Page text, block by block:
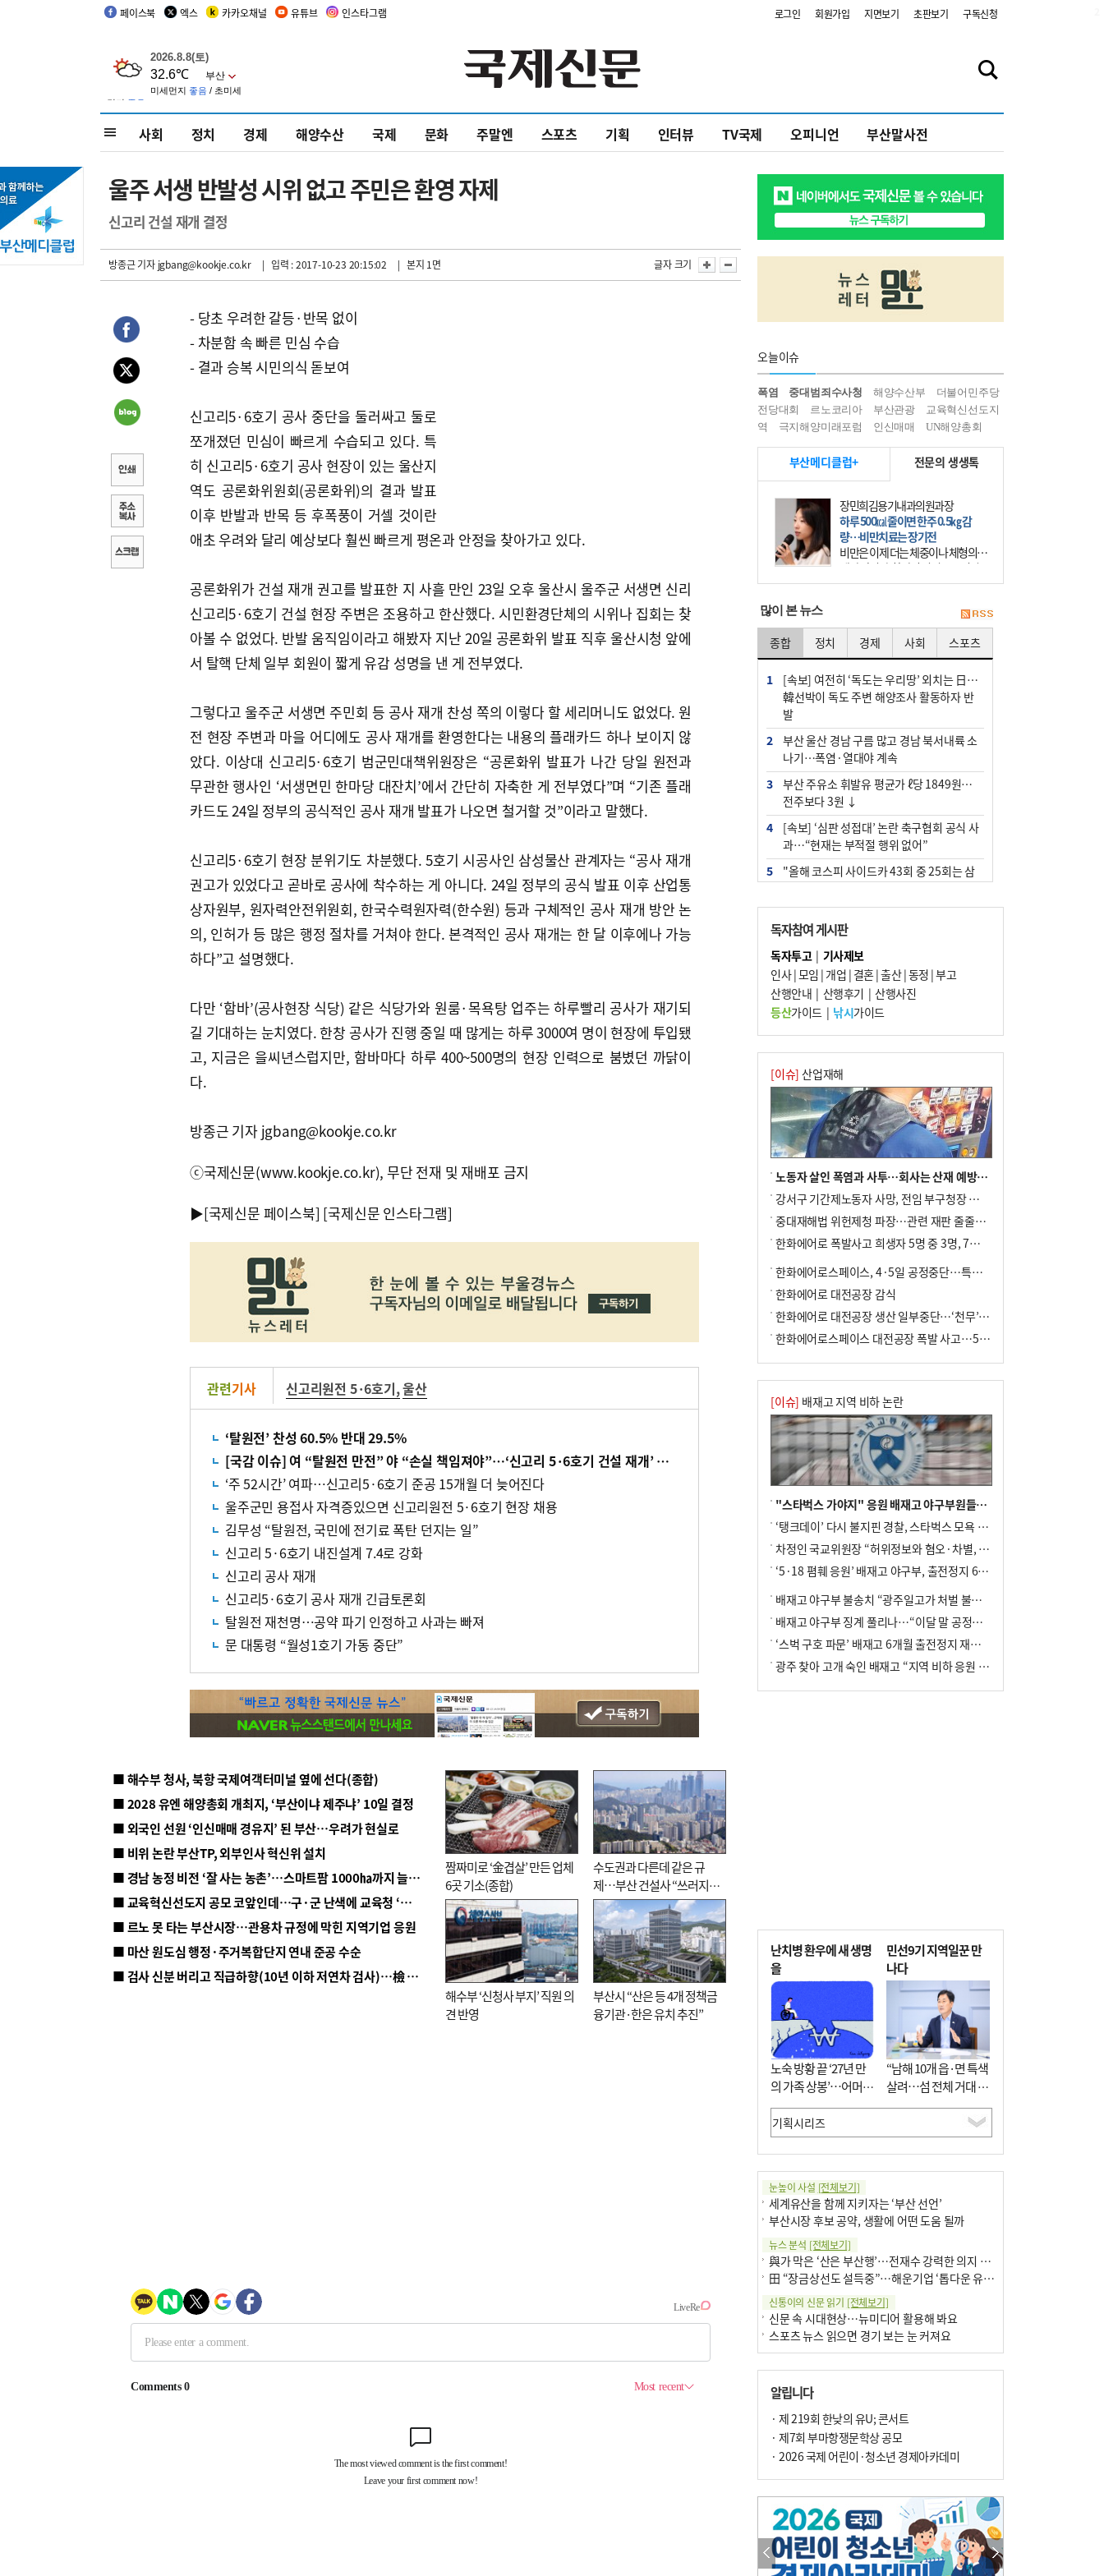
페이스북 엑스 카카오채널 유튜브 인스타그램 로그인 회원가입 지면보기 초판보기 구독신청
사회 정치 경제 해양수산 국제 문화 주말엔 스포츠 기획 인터뷰 TV국제 오피니언 부산말사전
울주 서생 반발성 시위 없고 주민은 환영 자제
신고리 건설 재개 결정
방종근 기자jgbang@kookje.co.kr | 입력 : 2017-10-23 20:15:02 | 본지 1면 글자 크기
- 당초 우려한 갈등·반목 없이
- 차분함 속 빠른 민심 수습
- 결과 승복 시민의식 돋보여
신고리5·6호기 공사 중단을 둘러싸고 둘로
쪼개졌던 민심이 빠르게 수습되고 있다. 특
히 신고리5·6호기 공사 현장이 있는 울산지
역도 공론화위원회(공론화위)의 결과 발표
이후 반발과 반목 등 후폭풍이 거셀 것이란
애초 우려와 달리 예상보다 훨씬 빠르게 평온과 안정을 찾아가고 있다.
공론화위가 건설 재개 권고를 발표한 지 사흘 만인 23일 오후 울산시 울주군 서생면 신리
신고리5·6호기 건설 현장 주변은 조용하고 한산했다. 시민환경단체의 시위나 집회는 찾
아볼 수 없었다. 반발 움직임이라고 해봤자 지난 20일 공론화위 발표 직후 울산시청 앞에
서 탈핵 단체 일부 회원이 짧게 유감 성명을 낸 게 전부였다.
그렇다고 울주군 서생면 주민회 등 공사 재개 찬성 쪽의 이렇다 할 세리머니도 없었다. 원
전 현장 주변과 마을 어디에도 공사 재개를 환영한다는 내용의 플래카드 하나 보이지 않
았다. 이상대 신고리5·6호기 범군민대책위원장은 “공론화위 발표가 나간 당일 원전과
무관한 행사인 ‘서생면민 한마당 대잔치’에서 간단히 자축한 게 전부였다”며 “기존 플래
카드도 24일 정부의 공식적인 공사 재개 발표가 나오면 철거할 것”이라고 말했다.
신고리5·6호기 현장 분위기도 차분했다. 5호기 시공사인 삼성물산 관계자는 “공사 재개
권고가 있었다고 곧바로 공사에 착수하는 게 아니다. 24일 정부의 공식 발표 이후 산업통
상자원부, 원자력안전위원회, 한국수력원자력(한수원) 등과 구체적인 공사 재개 방안 논
의, 인허가 등 많은 행정 절차를 거쳐야 한다. 본격적인 공사 재개는 한 달 이후에나 가능
하다”고 설명했다.
다만 ‘함바’(공사현장 식당) 같은 식당가와 원룸·목욕탕 업주는 하루빨리 공사가 재기되
길 기대하는 눈치였다. 한창 공사가 진행 중일 때 많게는 하루 3000여 명이 현장에 투입됐
고, 지금은 을씨년스럽지만, 함바마다 하루 400~500명의 현장 인력으로 붐볐던 까닭이
다.
방종근 기자 jgbang@kookje.co.kr
ⓒ국제신문(www.kookje.co.kr), 무단 전재 및 재배포 금지
▶[국제신문 페이스북] [국제신문 인스타그램]
관련기사 신고리원전 5·6호기,울산
‘탈원전’ 찬성 60.5% 반대 29.5%
[국감 이슈] 여 “탈원전 만전” 야 “손실 책임져야”…‘신고리 5·6호기 건설 재개’ 신경전
‘주 52시간’ 여파…신고리5·6호기 준공 15개월 더 늦어진다
울주군민 용접사 자격증있으면 신고리원전 5·6호기 현장 채용
김무성 “탈원전, 국민에 전기료 폭탄 던지는 일”
신고리 5·6호기 내진설계 7.4로 강화
신고리 공사 재개
신고리5·6호기 공사 재개 긴급토론회
탈원전 재천명…공약 파기 인정하고 사과는 빠져
문 대통령 “월성1호기 가동 중단”
■ 해수부 청사, 북항 국제여객터미널 옆에 선다(종합)
■ 2028 유엔 해양총회 개최지, ‘부산이냐 제주냐’ 10일 결정
■ 외국인 선원 ‘인신매매 경유지’ 된 부산…우려가 현실로
■ 비위 논란 부산TP, 외부인사 혁신위 설치
■ 경남 농정 비전 ‘잘 사는 농촌’…스마트팜 1000㏊까지 늘린다
■ 교육혁신선도지 공모 코앞인데…구·군 난색에 교육청 ‘쩔쩔’
■ 르노 못 타는 부산시장…관용차 규정에 막힌 지역기업 응원
■ 마산 원도심 행정·주거복합단지 연내 준공 수순
■ 검사 신분 버리고 직급하향(10년 이하 저연차 검사)…檢 중수청행 기피
짬짜미로 ‘金겹살’ 만든 업체
6곳 기소(종합)
수도권과 다른데 같은 규
제…부산 건설사 “쓰러지기
직전”
해수부 ‘신청사 부지’ 직원 의
견 반영
부산시 “산은 등 4개 정책금
융기관·한은 유치 추진”
오늘이슈
폭염 중대범죄수사청 해양수산부
더불어민주당
전당대회
르노코리아 부산관광
교육혁신선도지
역
극지해양미래포럼 인신매매 UN해양총회
부산메디클럽+ 전문의 생생톡
장민희김용기내과의원과장
하루 500㎉ 줄이면 한주 0.5㎏ 감
량…비만치료는 장기전
비만은 이제 더는 체중이나 체형의 문
제가 아니다. 하나의 질병으로 인지
하고 치료와 관리를 해야 한다. 세계
많이 본 뉴스
종합 정치 경제 사회 스포츠
1
[속보] 여전히 ‘독도는 우리땅’ 외치는 日…
韓선박이 독도 주변 해양조사 활동하자 반
발
2
부산 울산 경남 구름 많고 경남 북서내륙 소
나기…폭염·열대야 계속
3
부산 주유소 휘발유 평균가 ℓ당 1849원…
전주보다 3원 ↓
4
[속보] ‘심판 성접대’ 논란 축구협회 공식 사
과…“현재는 부적절 행위 없어”
5
"올해 코스피 사이드카 43회 중 25회는 삼
군사기밀 유출자 색출 지시
7
서울 중랑구서 흉기 난동…60대 남성 2명
사망
8
부산 앞바다에 기름 425ℓ 유출한 러시아 화
물선 적발
10 [2026 부산청소년극지체험탐험대 현장르
포] 2회 : 하늘에서 만난 얼음의 나라
독자참여 게시판
독자투고| 기사제보
인사|모임 | 개업 | 결혼|출산|동정 |부고
산행안내 | 산행후기 | 산행사진
등산가이드| 낚시가이드
[이슈] 산업재해
노동자 살인 폭염과 사투…회사는 산재 예방·전기료 절감 전력
강서구 기간제노동자 사망, 전임 부구청장 檢 송치
중대재해법 위헌제청 파장…관련 재판 줄줄이 브레이크
한화에어로 폭발사고 희생자 5명 중 3명, 7일 영면
한화에어로스페이스, 4·5일 공정중단…특별 안전점검
한화에어로 대전공장 감식
한화에어로 대전공장 생산 일부중단…‘천무’ 수출 비상
한화에어로스페이스 대전공장 폭발 사고…5명 사망·2명 부상(종합)
[이슈] 배재고 지역 비하 논란
"스타벅스 가야지" 응원 배재고 야구부원들, 학교서 징계 처분
‘탱크데이’ 다시 불지핀 경찰, 스타벅스 모욕 혐의 압수수색
차정인 국교위원장 “허위정보와 혐오·차별, 학교 교실까지 유입"
‘5·18 폄훼 응원’ 배재고 야구부, 출전정지 6개월→1개월 감경
배재고 야구부 불송치 “광주일고가 처벌 불원 의사 표해”
배재고 야구부 징계 풀리나…“이달 말 공정위서 재심의”
‘스벅 구호 파문’ 배재고 6개월 출전정지 재심 신청키로
광주 찾아 고개 숙인 배재고 “지역 비하 응원 잘못”(종합)
난치병 환우에 새 생명
을
노숙 방황 끝 ‘27년 만
의 가족 상봉’…어머니
와 행복 꿈꿔
민선9기 지역일꾼 만
나다
“남해 10개 읍·면 특색
살려…섬 전체 거대 정
원으로 조성”
눈높이 사설 [전체보기]
세계유산을 함께 지키자는 ‘부산 선언’
부산시장 후보 공약, 생활에 어떤 도움 될까
뉴스 분석 [전체보기]
與가 막은 ‘산은 부산행’…전재수 강력한 의지 표명 없인 공염불
田 “장금상선도 설득중”…해운기업 ‘톱다운 유치전’ 가속
신통이의 신문 읽기 [전체보기]
신문 속 시대현상…뉴미디어 활용해 봐요
스포츠 뉴스 읽으면 경기 보는 눈 커져요
구·군 승진 축하화분 관행 없애자니 소상공인 울상
팩트체크[전체보기]
의령 한우산 털중나리
한 손 뉴스[전체보기]
시민이 개발한 폭염 대응 앱 ‘그늘로’ 길안내 지도 등 인기
골목 맛집 발굴 고메 셀렉션…부산시, 페스티벌 시월 연계
알립니다
· 제 219회 한낮의 유U; 콘서트
· 제7회 부마항쟁문학상 공모
· 2026 국제 어린이·청소년 경제아카데미